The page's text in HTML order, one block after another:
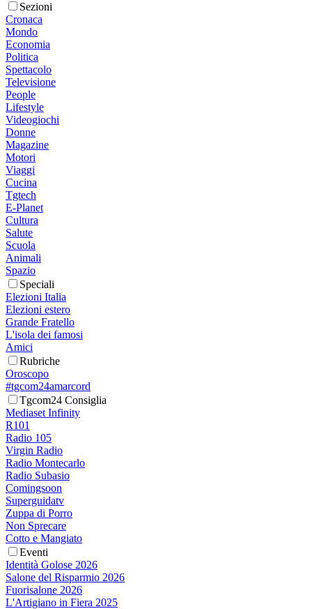
Sezioni
Cronaca
Mondo
Economia
Politica
Spettacolo
Televisione
People
Lifestyle
Videogiochi
Donne
Magazine
Motori
Viaggi
Cucina
Tgtech
E-Planet
Cultura
Salute
Scuola
Animali
Spazio
Speciali
Elezioni Italia
Elezioni estero
Grande Fratello
L'isola dei famosi
Amici
Rubriche
Oroscopo
#tgcom24amarcord
Tgcom24 Consiglia
Mediaset Infinity
R101
Radio 105
Virgin Radio
Radio Montecarlo
Radio Subasio
Comingsoon
Superguidatv
Zuppa di Porro
Non Sprecare
Cotto e Mangiato
Eventi
Identità Golose 2026
Salone del Risparmio 2026
Fuorisalone 2026
L'Artigiano in Fiera 2025